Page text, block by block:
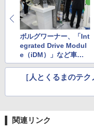
ボルグワーナー、「Int
egrated Drive Modul
e（iDM）」など車両
の電動化に関連する製
品展示
［人とくるまのテ
関連リンク